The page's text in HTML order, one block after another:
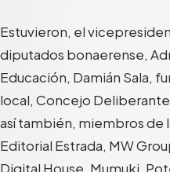
Estuvieron, el
diputados bonaerense,
Educación, Damián Sala,
local, Concejo
así también, miembros de
Editorial Estrada, MW
Digital House, Mumuki,